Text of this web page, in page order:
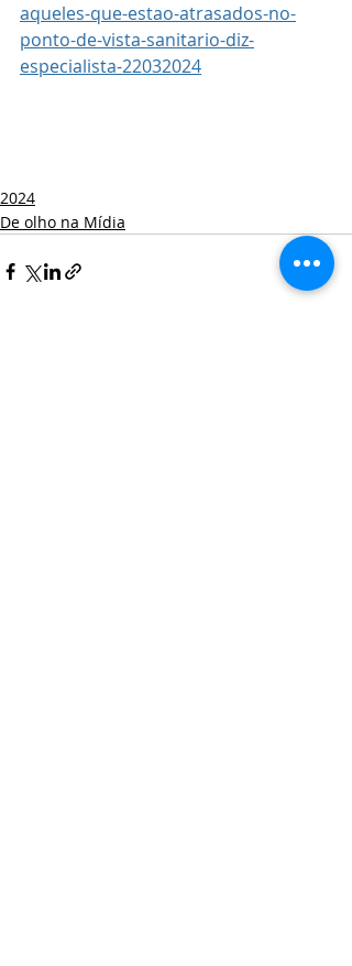
aqueles-que-estao-atrasados-no-
ponto-de-vista-sanitario-diz-
especialista-22032024
2024
De olho na Mídia